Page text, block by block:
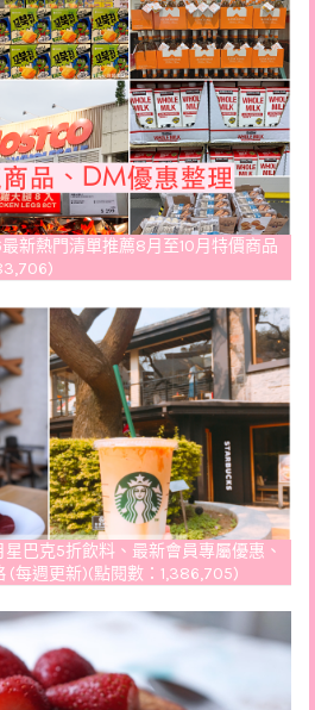
新熱門清單推薦8月至10月特價商品
巴克5折飲料、最新會員專屬優惠、
(每週更新)(點閱數：1,386,705)